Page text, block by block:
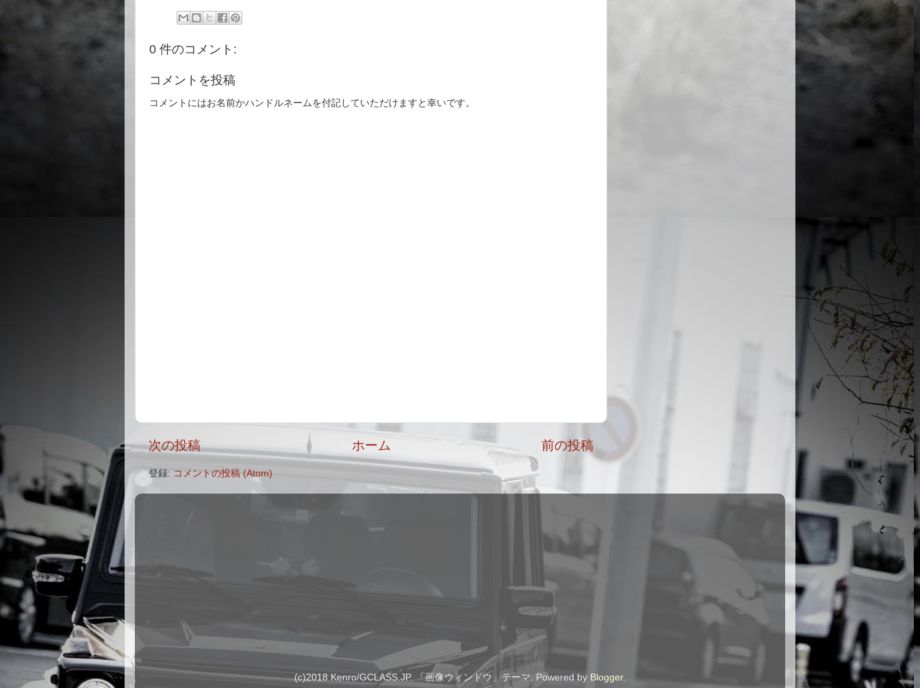
0 件のコメント:
コメントを投稿
コメントにはお名前かハンドルネームを付記していただけますと幸いです。
次の投稿 前の投稿
ホーム
登録: コメントの投稿 (Atom)
(c)2018 Kenro/GCLASS.JP. 「画像ウィンドウ」テーマ. Powered by Blogger.